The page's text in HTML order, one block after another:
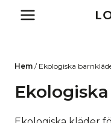
Hem / Ekologiska